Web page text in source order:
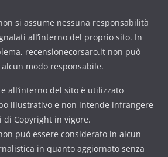
si assume nessuna responsabilità
all’interno del proprio sito. In
recensionecorsaro.it non può
modo responsabile.
all’interno del sito è utilizzato
illustrativo e non intende infrangere
di Copyright in vigore.
può essere considerato in alcun
in quanto aggiornato senza